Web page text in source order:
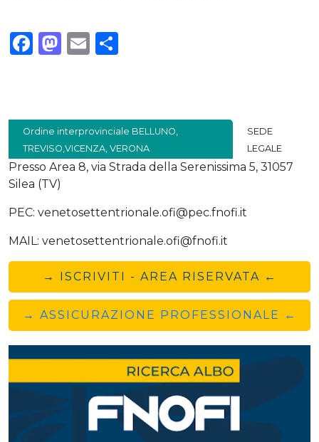
Facebook
Mastodon
Email
Ordine interprovinciale BELLUNO,
TREVISO,VICENZA, VERONA
SEDE
LEGALE
Presso Area 8, via Strada della Serenissima 5, 31057
Silea (TV)
PEC: venetosettentrionale.ofi@pec.fnofi.it
MAIL: venetosettentrionale.ofi@fnofi.it
→ ISCRIVITI - AREA RISERVATA ←
→ ASSICURAZIONE PROFESSIONALE ←